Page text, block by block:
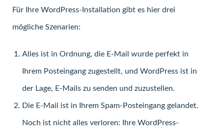
Für Ihre WordPress-Installation gibt es hier drei
mögliche Szenarien:
Alles ist in Ordnung, die E-Mail wurde perfekt in
Ihrem Posteingang zugestellt, und WordPress ist in
der Lage, E-Mails zu senden und zuzustellen.
Die E-Mail ist in Ihrem Spam-Posteingang gelandet.
Noch ist nicht alles verloren: Ihre WordPress-